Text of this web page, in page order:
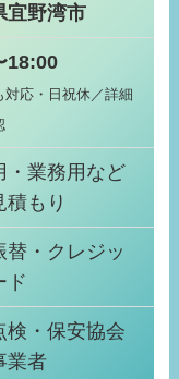
宜野湾市
18:00
応・日祝休／詳細
・業務用など
積もり
替・クレジッ
ド
検・保安協会
業者